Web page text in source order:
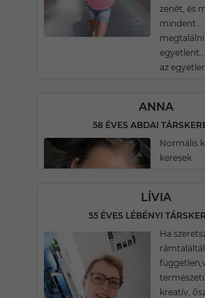
zenét, és
mindent...
az
ANNA
58 ÉVES ABDAI
Normális
keresek
LÍVIA
55 ÉVES LÉBÉNYI
Ha
kreatív,